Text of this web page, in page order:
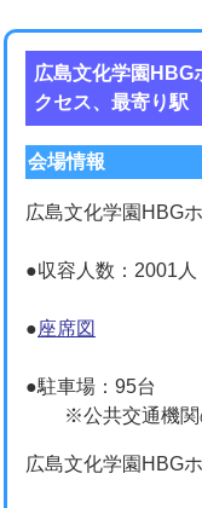
広島文化学園HBG
クセス、最寄り駅
会場情報
広島文化学園HBG
●収容人数：2001人
●座席図
●駐車場：95台
※公共交通機関
広島文化学園HBG